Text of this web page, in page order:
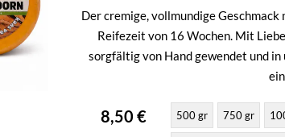
Der cremige, vollmundige
Reifezeit von 16 Wochen. Mit
sorgfältig von Hand gewendet und in
8,50 € 500 gr 750 gr